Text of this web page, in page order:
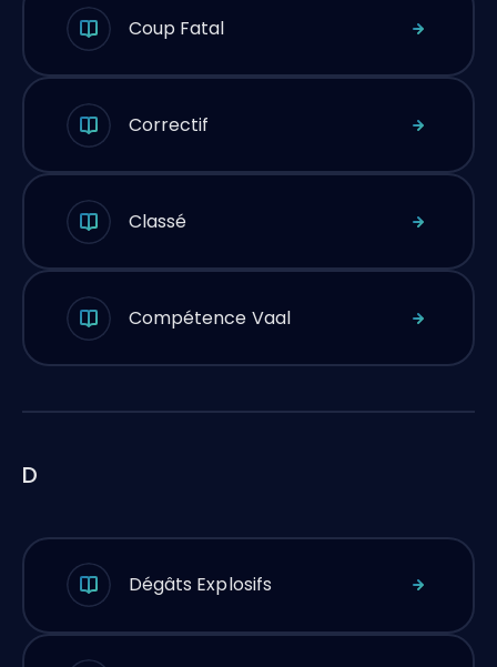
Coup Fatal
Correctif
Classé
Compétence Vaal
D
Dégâts Explosifs